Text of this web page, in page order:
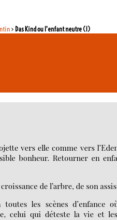
> Das Kind ou l’enfant neutre (1)
vers elle comme vers
bonheur. Retourner en
de l’arbre, de son
les scènes d’enfance
celui qui déteste la vie et